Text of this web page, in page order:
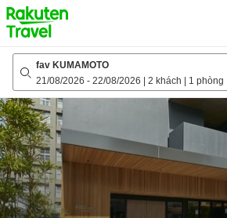
to
top
page
fav KUMAMOTO
21/08/2026 - 22/08/2026 2 khách 1 phòng